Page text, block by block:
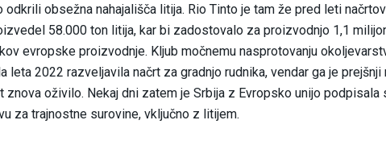
obsežna nahajališča litija. Rio Tinto je tam že pred leti
58.000 ton litija, kar bi zadostovalo za proizvodnjo 1,1
evropske proizvodnje. Kljub močnemu nasprotovanju
leta 2022 razveljavila načrt za gradnjo rudnika, vendar ga je
znova oživilo. Nekaj dni zatem je Srbija z Evropsko unijo podpisala
za trajnostne surovine, vključno z litijem.